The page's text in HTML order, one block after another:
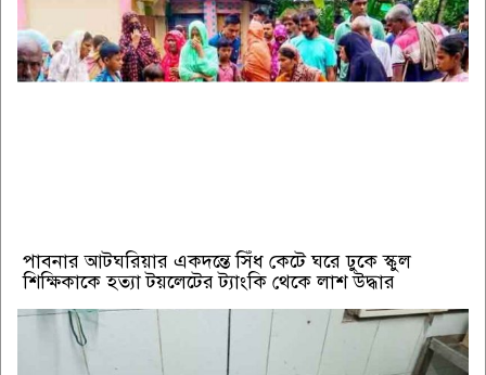
পাবনার আটঘরিয়ার একদন্তে সিঁধ কেটে ঘরে ঢুকে স্কুল
শিক্ষিকাকে হত্যা টয়লেটের ট্যাংকি থেকে লাশ উদ্ধার